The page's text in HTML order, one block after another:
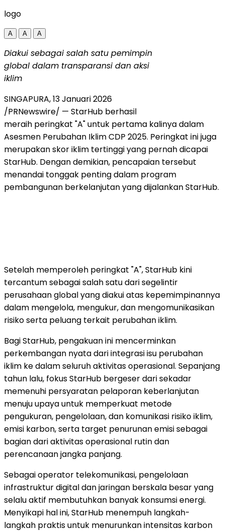
logo
A A A
Diakui sebagai salah satu pemimpin
global dalam transparansi dan aksi
iklim
SINGAPURA,13 Januari 2026
/PRNewswire/ — StarHub berhasil
meraih peringkat "A" untuk pertama kalinya dalam
Asesmen Perubahan Iklim CDP 2025. Peringkat ini juga
merupakan skor iklim tertinggi yang pernah dicapai
StarHub. Dengan demikian, pencapaian tersebut
menandai tonggak penting dalam program
pembangunan berkelanjutan yang dijalankan StarHub.
Setelah memperoleh peringkat "A", StarHub kini
tercantum sebagai salah satu dari segelintir
perusahaan global yang diakui atas kepemimpinannya
dalam mengelola, mengukur, dan mengomunikasikan
risiko serta peluang terkait perubahan iklim.
Bagi StarHub, pengakuan ini mencerminkan
perkembangan nyata dari integrasi isu perubahan
iklim ke dalam seluruh aktivitas operasional. Sepanjang
tahun lalu, fokus StarHub bergeser dari sekadar
memenuhi persyaratan pelaporan keberlanjutan
menuju upaya untuk memperkuat metode
pengukuran, pengelolaan, dan komunikasi risiko iklim,
emisi karbon, serta target penurunan emisi sebagai
bagian dari aktivitas operasional rutin dan
perencanaan jangka panjang.
Sebagai operator telekomunikasi, pengelolaan
infrastruktur digital dan jaringan berskala besar yang
selalu aktif membutuhkan banyak konsumsi energi.
Menyikapi hal ini, StarHub menempuh langkah-
langkah praktis untuk menurunkan intensitas karbon